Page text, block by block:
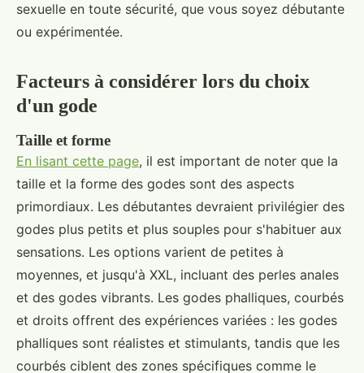
sexuelle en toute sécurité, que vous soyez débutante
ou expérimentée.
Facteurs à considérer lors du choix
d'un gode
Taille et forme
En lisant cette page, il est important de noter que la
taille et la forme des godes sont des aspects
primordiaux. Les débutantes devraient privilégier des
godes plus petits et plus souples pour s'habituer aux
sensations. Les options varient de petites à
moyennes, et jusqu'à XXL, incluant des perles anales
et des godes vibrants. Les godes phalliques, courbés
et droits offrent des expériences variées : les godes
phalliques sont réalistes et stimulants, tandis que les
courbés ciblent des zones spécifiques comme le